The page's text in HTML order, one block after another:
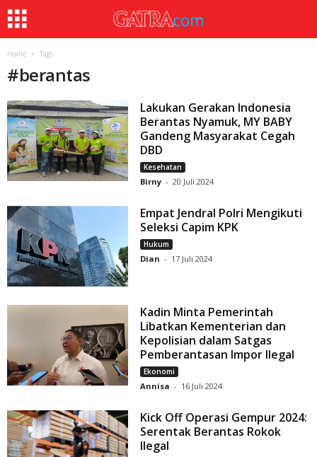
Home Tags
#berantas
Lakukan Gerakan Indonesia
Berantas Nyamuk, MY BABY
Gandeng Masyarakat Cegah
DBD
Kesehatan
Birny - 20 Juli 2024
Empat Jendral Polri Mengikuti
Seleksi Capim KPK
Hukum
Dian - 17 Juli 2024
Kadin Minta Pemerintah
Libatkan Kementerian dan
Kepolisian dalam Satgas
Pemberantasan Impor Ilegal
Ekonomi
Annisa - 16 Juli 2024
Kick Off Operasi Gempur 2024:
Serentak Berantas Rokok
Ilegal